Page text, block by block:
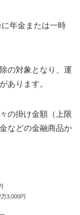
年金または一時
の対象となり、運
あります。
の掛け金額（上限
などの金融商品か
3,000円